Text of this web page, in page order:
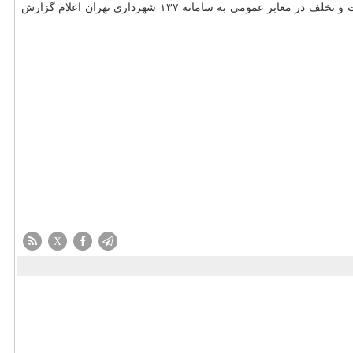
حریم بانان و معبربانان انجام می شود و شهروندان می توانند با مشاهده هرگونه تخلف در حوزه های ساخت و ساز در شهر تهران، تخلف در حریم پایتخت و تخلف در معابر عمومی به سامانه ۱۳۷ شهرداری تهران اعلام گزارش
X